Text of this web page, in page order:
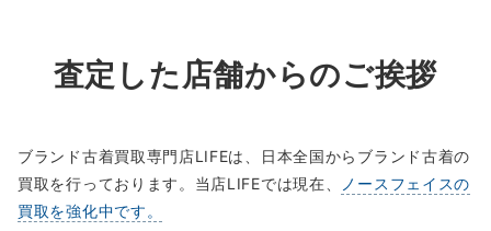
査定した店舗からのご挨拶
ブランド古着買取専門店LIFEは、日本全国からブランド古着の
買取を行っております。当店LIFEでは現在、
ノースフェイスの
買取を強化中です。